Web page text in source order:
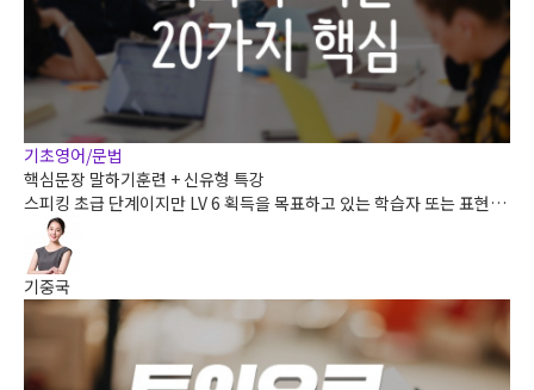
기초영어/문법
핵심문장 말하기훈련 + 신유형 특강
스피킹 초급 단계이지만 LV 6 획득을 목표하고 있는 학습자 또는 표현,
문장 구조, 말하기 연습까지 15일 내에 완성하고자 하는 학습자를 위한
강의입니다.
기중국